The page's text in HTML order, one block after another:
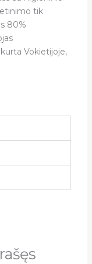
tik
80%
Vokietijoje,